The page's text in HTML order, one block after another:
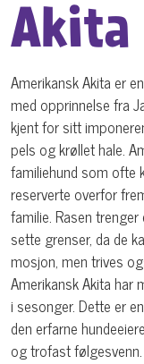
Akita
Amerikansk Akita er
med opprinnelse fra
kjent for sitt
pels og krøllet hale.
familiehund som ofte
reserverte overfor
familie. Rasen
sette grenser, da de
mosjon, men trives
Amerikansk Akita har
i sesonger. Dette er
den erfarne
og trofast følgesvenn.